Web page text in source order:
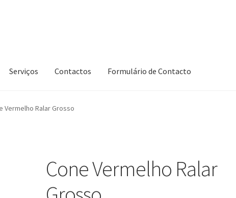
Serviços Contactos Formulário de Contacto
Vermelho Ralar Grosso
Cone Vermelho Ralar